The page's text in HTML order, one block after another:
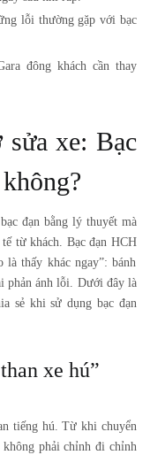
lỗi thường gặp với bạc
đông khách cần thay
xe: Bạc
đạn bằng lý thuyết mà
từ khách. Bạc đạn HCH
thấy khác ngay”: bánh
phản ánh lỗi. Dưới đây là
sẻ khi sử dụng bạc đạn
xe hú”
tiếng hú. Từ khi chuyển
phải chỉnh đi chỉnh